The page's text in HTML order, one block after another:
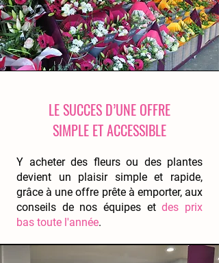
LE SUCCES D’UNE OFFRE
SIMPLE ET ACCESSIBLE
Y acheter des fleurs ou des plantes
devient un plaisir simple et rapide,
grâce à une offre prête à emporter, aux
conseils de nos équipes etdes prix
bas toute l'année.